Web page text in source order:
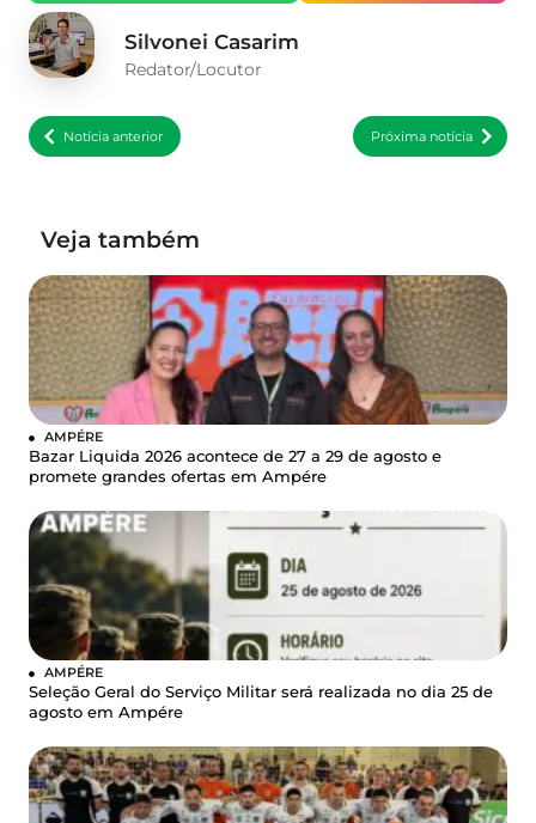
Silvonei Casarim
Redator/Locutor
Notícia anterior Próxima notícia
Veja também
AMPÉRE
Bazar Liquida 2026 acontece de 27 a 29 de agosto e
promete grandes ofertas em Ampére
AMPÉRE
Seleção Geral do Serviço Militar será realizada no dia 25 de
agosto em Ampére